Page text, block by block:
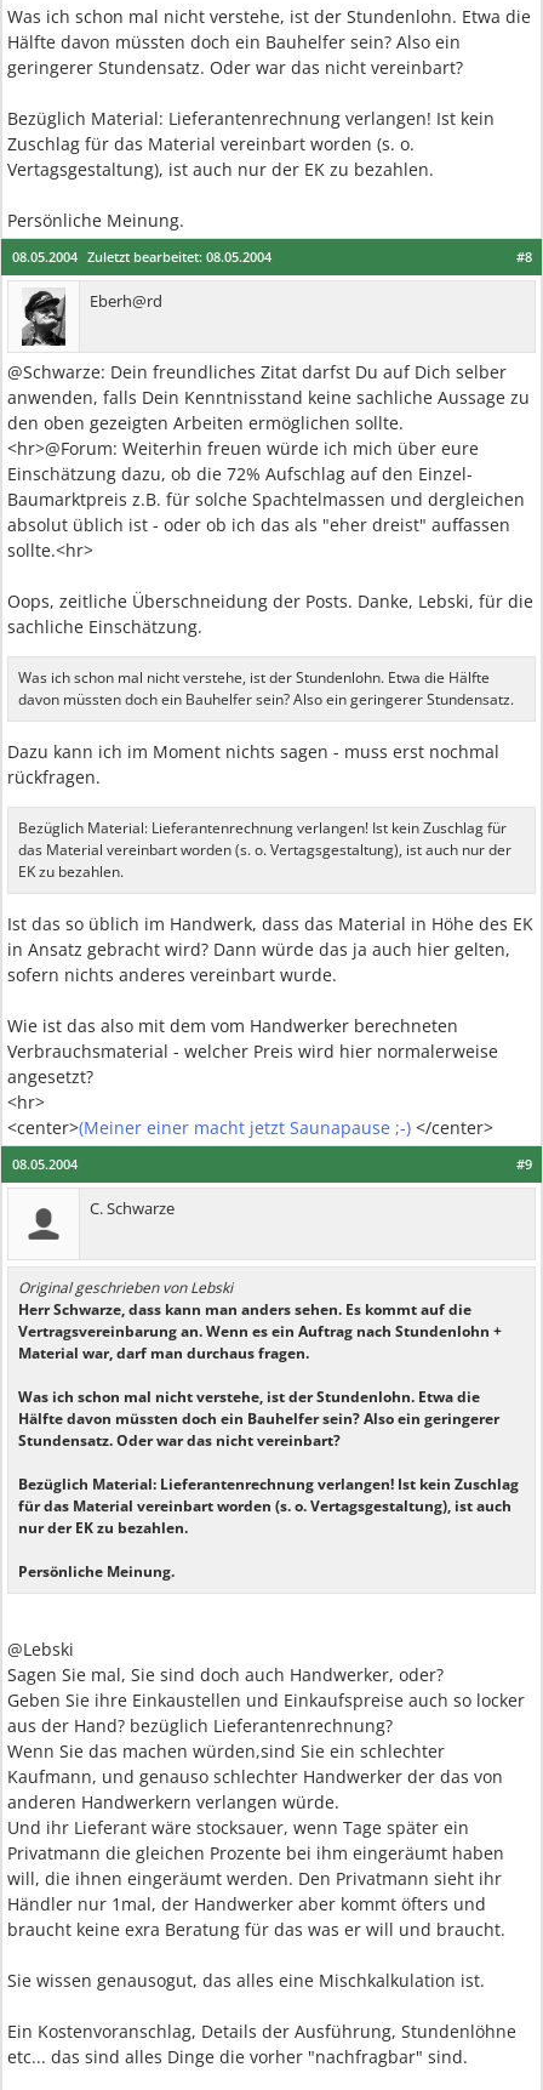
Was ich schon mal nicht verstehe, ist der Stundenlohn. Etwa die
Hälfte davon müssten doch ein Bauhelfer sein? Also ein
geringerer Stundensatz. Oder war das nicht vereinbart?
Bezüglich Material: Lieferantenrechnung verlangen! Ist kein
Zuschlag für das Material vereinbart worden (s. o.
Vertagsgestaltung), ist auch nur der EK zu bezahlen.
Persönliche Meinung.
#8
08.05.2004 Zuletzt bearbeitet: 08.05.2004
Eberh@rd
@Schwarze: Dein freundliches Zitat darfst Du auf Dich selber
anwenden, falls Dein Kenntnisstand keine sachliche Aussage zu
den oben gezeigten Arbeiten ermöglichen sollte.
<hr>@Forum: Weiterhin freuen würde ich mich über eure
Einschätzung dazu, ob die 72% Aufschlag auf den Einzel-
Baumarktpreis z.B. für solche Spachtelmassen und dergleichen
absolut üblich ist - oder ob ich das als "eher dreist" auffassen
sollte.<hr>
Oops, zeitliche Überschneidung der Posts. Danke, Lebski, für die
sachliche Einschätzung.
Was ich schon mal nicht verstehe, ist der Stundenlohn. Etwa die Hälfte
davon müssten doch ein Bauhelfer sein? Also ein geringerer Stundensatz.
Dazu kann ich im Moment nichts sagen - muss erst nochmal
rückfragen.
Bezüglich Material: Lieferantenrechnung verlangen! Ist kein Zuschlag für
das Material vereinbart worden (s. o. Vertagsgestaltung), ist auch nur der
EK zu bezahlen.
Ist das so üblich im Handwerk, dass das Material in Höhe des EK
in Ansatz gebracht wird? Dann würde das ja auch hier gelten,
sofern nichts anderes vereinbart wurde.
Wie ist das also mit dem vom Handwerker berechneten
Verbrauchsmaterial - welcher Preis wird hier normalerweise
angesetzt?
<hr>
<center>(Meiner einer macht jetzt Saunapause ;-) </center>
#9
08.05.2004
C. Schwarze
Original geschrieben von Lebski
Herr Schwarze, dass kann man anders sehen. Es kommt auf die
Vertragsvereinbarung an. Wenn es ein Auftrag nach Stundenlohn +
Material war, darf man durchaus fragen.
Was ich schon mal nicht verstehe, ist der Stundenlohn. Etwa die
Hälfte davon müssten doch ein Bauhelfer sein? Also ein geringerer
Stundensatz. Oder war das nicht vereinbart?
Bezüglich Material: Lieferantenrechnung verlangen! Ist kein Zuschlag
für das Material vereinbart worden (s. o. Vertagsgestaltung), ist auch
nur der EK zu bezahlen.
Persönliche Meinung.
@Lebski
Sagen Sie mal, Sie sind doch auch Handwerker, oder?
Geben Sie ihre Einkaustellen und Einkaufspreise auch so locker
aus der Hand? bezüglich Lieferantenrechnung?
Wenn Sie das machen würden,sind Sie ein schlechter
Kaufmann, und genauso schlechter Handwerker der das von
anderen Handwerkern verlangen würde.
Und ihr Lieferant wäre stocksauer, wenn Tage später ein
Privatmann die gleichen Prozente bei ihm eingeräumt haben
will, die ihnen eingeräumt werden. Den Privatmann sieht ihr
Händler nur 1mal, der Handwerker aber kommt öfters und
braucht keine exra Beratung für das was er will und braucht.
Sie wissen genausogut, das alles eine Mischkalkulation ist.
Ein Kostenvoranschlag, Details der Ausführung, Stundenlöhne
etc... das sind alles Dinge die vorher "nachfragbar" sind.